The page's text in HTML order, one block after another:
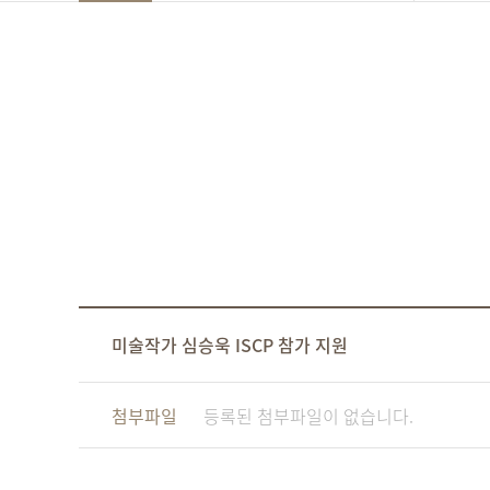
미술작가 심승욱 ISCP 참가 지원
첨부파일 등록된 첨부파일이 없습니다.